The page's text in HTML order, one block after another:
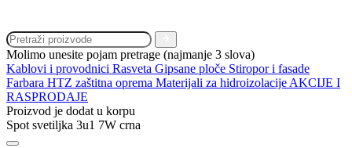
Molimo unesite pojam pretrage (najmanje 3 slova)
Kablovi i provodnici Rasveta Gipsane ploče Stiropor i fasade
Farbara HTZ zaštitna oprema Materijali za hidroizolacije AKCIJE I
RASPRODAJE
Proizvod je dodat u korpu
Spot svetiljka 3u1 7W crna